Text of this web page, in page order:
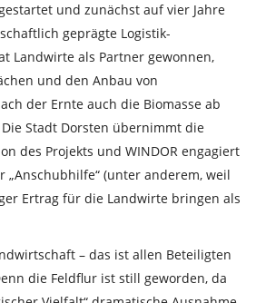
und zunächst auf vier Jahre
geprägte Logistik-
Landwirte als Partner gewonnen,
und den Anbau von
der Ernte auch die Biomasse ab
Stadt Dorsten übernimmt die
des Projekts und WINDOR engagiert
(unter anderem, weil
Ertrag für die Landwirte bringen als
– das ist allen Beteiligten
die Feldflur ist still geworden, da